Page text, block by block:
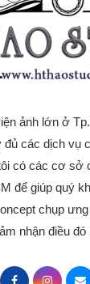
ảnh lớn ở
các dịch vụ
có các cơ sở
để giúp quý
chụp
nhận điều đó